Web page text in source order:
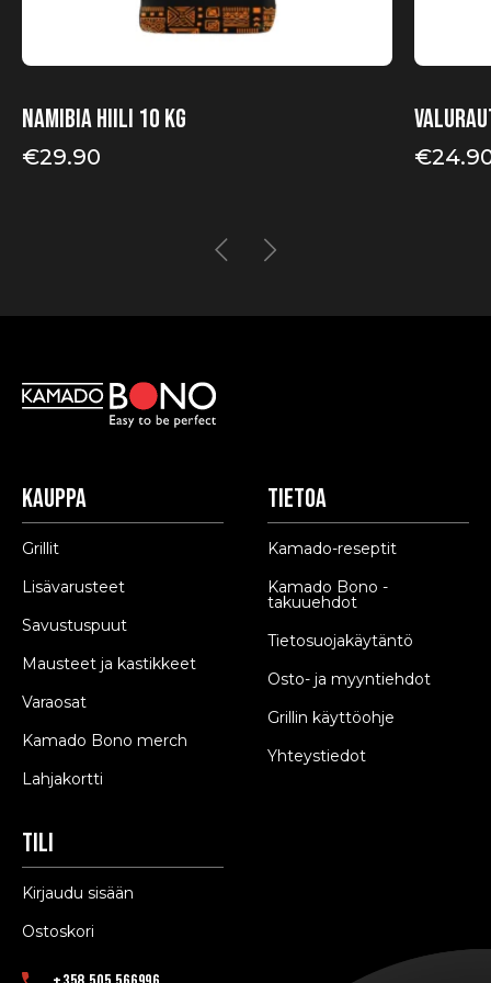
Namibia Hiili 10 kg
€29.90 €
Kauppa
Grillit
Lisävarusteet
Savustuspuut
Mausteet ja kastikkeet
Varaosat
Kamado Bono merch
Lahjakortti
Tietoa
Kamado-reseptit
Kamado Bono -
takuuehdot
Tietosuojakäytäntö
Osto- ja myyntiehdot
Grillin käyttöohje
Yhteystiedot
Tili
Kirjaudu sisään
Ostoskori